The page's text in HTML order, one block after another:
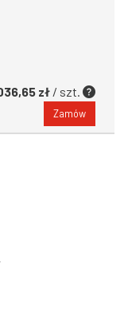
zł / szt.
Zamów